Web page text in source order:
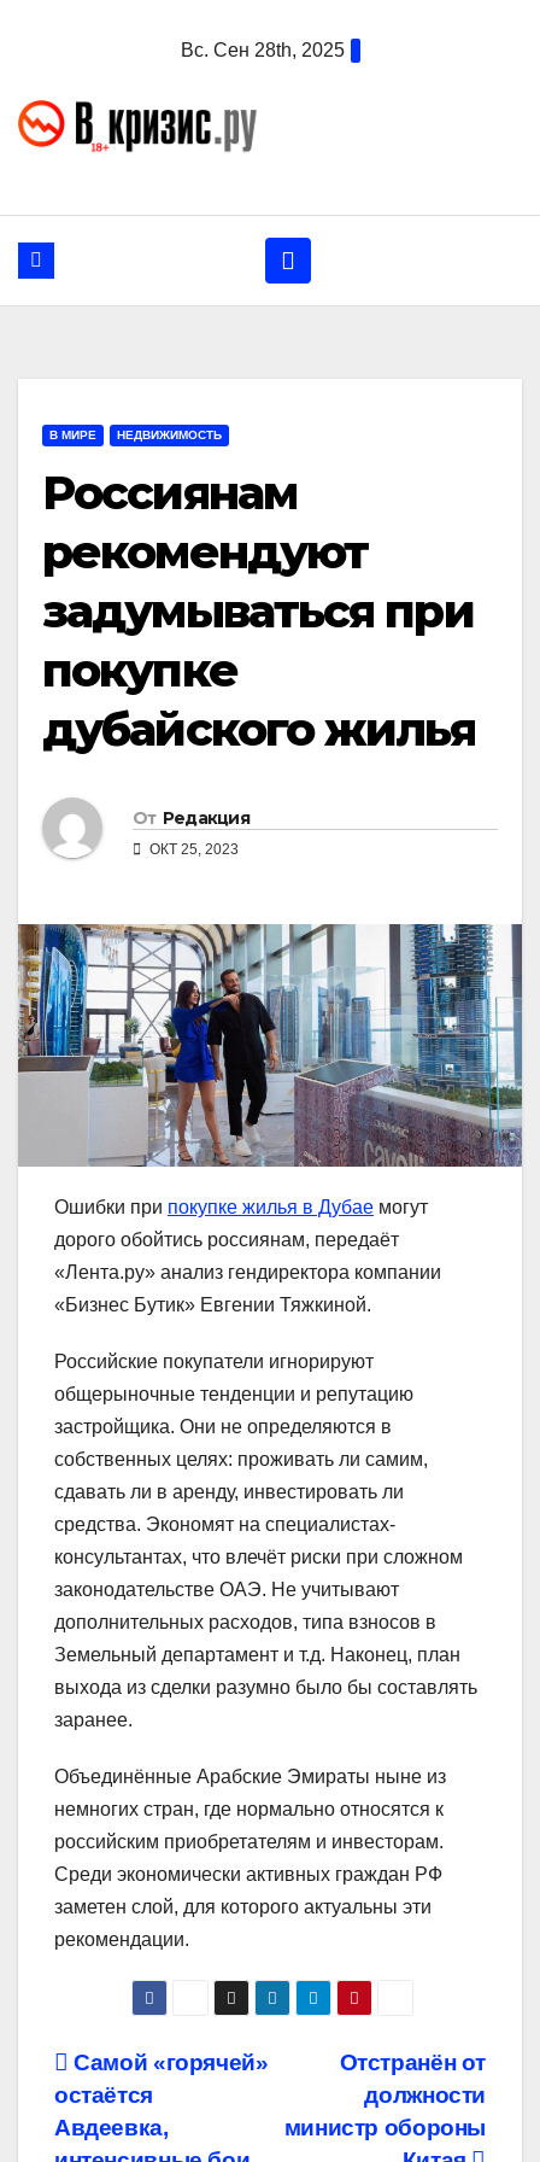
Вс. Сен 28th, 2025
В МИРЕ НЕДВИЖИМОСТЬ
Россиянам
рекомендуют
задумываться при
покупке
дубайского жилья
От Редакция
ОКТ 25, 2023
Ошибки при покупке жилья в Дубае могут
дорого обойтись россиянам, передаёт
«Лента.ру» анализ гендиректора компании
«Бизнес Бутик» Евгении Тяжкиной.
Российские покупатели игнорируют
общерыночные тенденции и репутацию
застройщика. Они не определяются в
собственных целях: проживать ли самим,
сдавать ли в аренду, инвестировать ли
средства. Экономят на специалистах-
консультантах, что влечёт риски при сложном
законодательстве ОАЭ. Не учитывают
дополнительных расходов, типа взносов в
Земельный департамент и т.д. Наконец, план
выхода из сделки разумно было бы составлять
заранее.
Объединённые Арабские Эмираты ныне из
немногих стран, где нормально относятся к
российским приобретателям и инвесторам.
Среди экономически активных граждан РФ
заметен слой, для которого актуальны эти
рекомендации.
Навигация
по
Отстранён от
должности
министр обороны
Самой «горячей»
остаётся
Авдеевка,